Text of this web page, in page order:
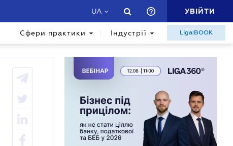
UA УВІЙТИ
Сфери практики Індустрії Liga:BOOK